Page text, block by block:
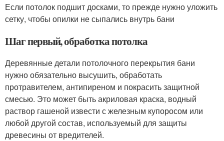
Если потолок подшит досками, то прежде нужно уложить
сетку, чтобы опилки не сыпались внутрь бани
Шаг первый, обработка потолка
Деревянные детали потолочного перекрытия бани
нужно обязательно высушить, обработать
протравителем, антипиреном и покрасить защитной
смесью. Это может быть акриловая краска, водный
раствор гашеной извести с железным купоросом или
любой другой состав, используемый для защиты
древесины от вредителей.